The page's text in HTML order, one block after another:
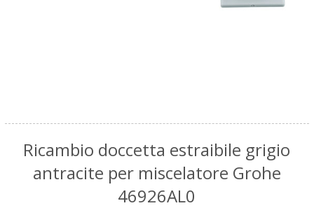
Ricambio doccetta estraibile grigio
antracite per miscelatore Grohe
46926AL0